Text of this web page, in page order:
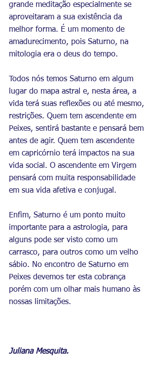
grande meditação especialmente se
aproveitaram a sua existência da
melhor forma. É um momento de
amadurecimento, pois Saturno, na
mitologia era o deus do tempo.
Todos nós temos Saturno em algum
lugar do mapa astral e, nesta área, a
vida terá suas reflexões ou até mesmo,
restrições. Quem tem ascendente em
Peixes, sentirá bastante e pensará bem
antes de agir. Quem tem ascendente
em capricórnio terá impactos na sua
vida social. O ascendente em Virgem
pensará com muita responsabilidade
em sua vida afetiva e conjugal.
Enfim, Saturno é um ponto muito
importante para a astrologia, para
alguns pode ser visto como um
carrasco, para outros como um velho
sábio. No encontro de Saturno em
Peixes devemos ter esta cobrança
porém com um olhar mais humano às
nossas limitações.
Juliana Mesquita.